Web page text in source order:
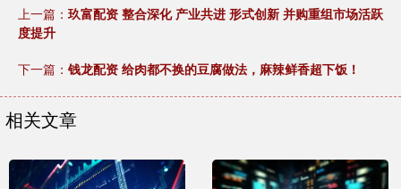
上一篇： 玖富配资 整合深化 产业共进 形式创新 并购重组市场活跃
度提升
下一篇： 钱龙配资 给肉都不换的豆腐做法，麻辣鲜香超下饭！
相关文章